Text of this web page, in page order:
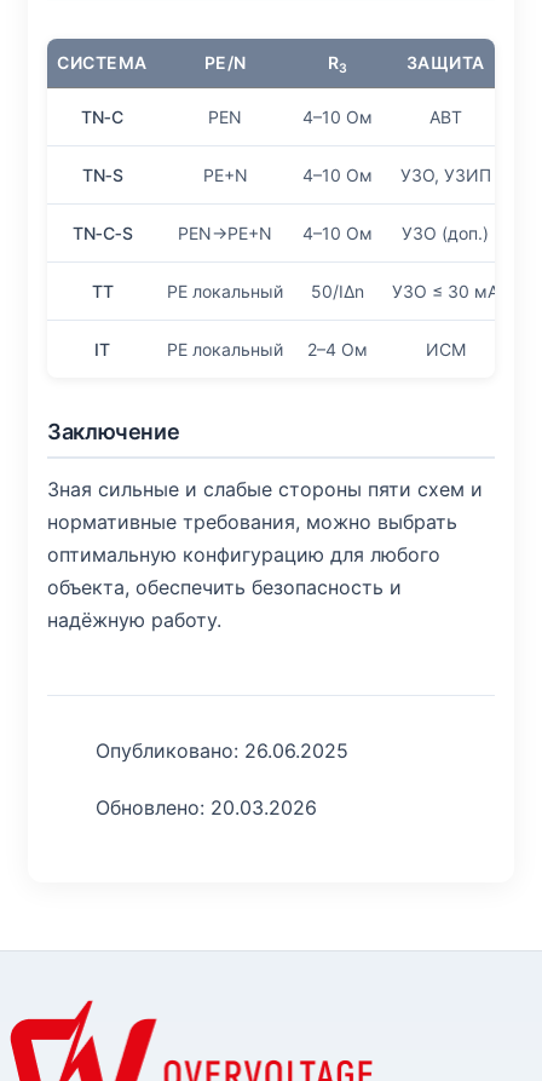
СИСТЕМА PE/N RЗ ЗАЩИТА
TN‑C PEN 4–10 Ом АВТ
TN‑S PE+N 4–10 Ом УЗО, УЗИП
TN‑C‑S PEN→PE+N 4–10 Ом УЗО (доп.)
TT PE локальный 50/IΔn УЗО ≤ 30 мА
IT PE локальный 2–4 Ом ИСМ
Заключение
Зная сильные и слабые стороны пяти схем и
нормативные требования, можно выбрать
оптимальную конфигурацию для любого
объекта, обеспечить безопасность и
надёжную работу.
Опубликовано: 26.06.2025
Обновлено: 20.03.2026